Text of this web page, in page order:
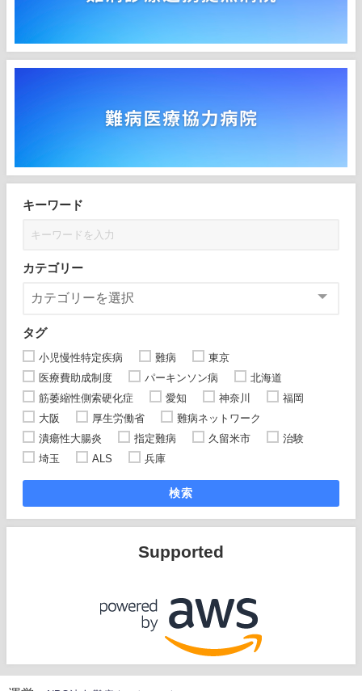
キーワード
カテゴリー
タグ
小児慢性特定疾病 難病
東京
医療費助成制度
パーキンソン病
北海道
筋萎縮性側索硬化症
愛知 神奈川
福岡
大阪
厚生労働省
難病ネットワーク
潰瘍性大腸炎
指定難病 久留米市
治験
埼玉
ALS 兵庫
検索
Supported